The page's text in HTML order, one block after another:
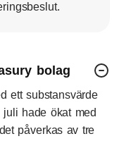
bolag
ett substansvärde
hade ökat med
påverkas av tre